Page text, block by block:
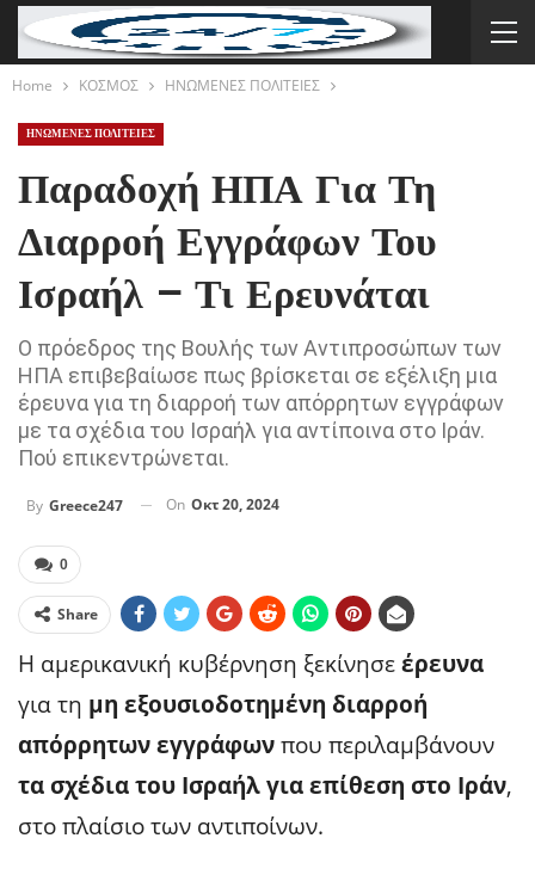
Home ΚΟΣΜΟΣ ΗΝΩΜΕΝΕΣ ΠΟΛΙΤΕΙΕΣ
ΗΝΩΜΕΝΕΣ ΠΟΛΙΤΕΙΕΣ
Παραδοχή ΗΠΑ Για Τη
Διαρροή Εγγράφων Του
Ισραήλ – Τι Ερευνάται
Ο πρόεδρος της Βουλής των Αντιπροσώπων των
ΗΠΑ επιβεβαίωσε πως βρίσκεται σε εξέλιξη μια
έρευνα για τη διαρροή των απόρρητων εγγράφων
με τα σχέδια του Ισραήλ για αντίποινα στο Ιράν.
Πού επικεντρώνεται.
By Greece247 On Οκτ 20, 2024
0
Share
Η αμερικανική κυβέρνηση ξεκίνησεέρευνα
για τη μη εξουσιοδοτημένη διαρροή
απόρρητων εγγράφωνπου περιλαμβάνουν
τα σχέδια του Ισραήλ για επίθεση στο Ιράν,
στο πλαίσιο των αντιποίνων.